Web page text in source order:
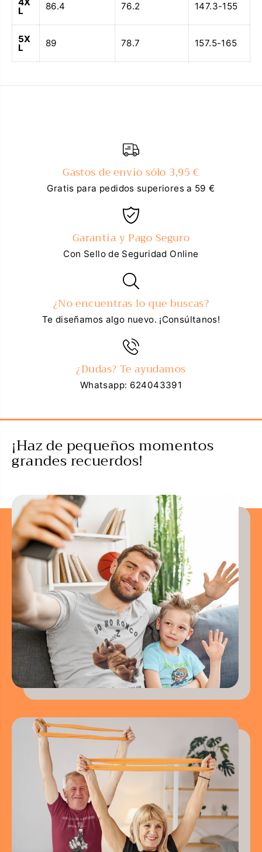
L 86.4 76.2 147.3-155
5X
L 89 78.7 157.5-165
Gastos de envío sólo 3,95 €
Gratis para pedidos superiores a 59 €
Garantía y Pago Seguro
Con Sello de Seguridad Online
¿No encuentras lo que buscas?
Te diseñamos algo nuevo. ¡Consúltanos!
¿Dudas? Te ayudamos
Whatsapp: 624043391
¡Haz de pequeños momentos
grandes recuerdos!